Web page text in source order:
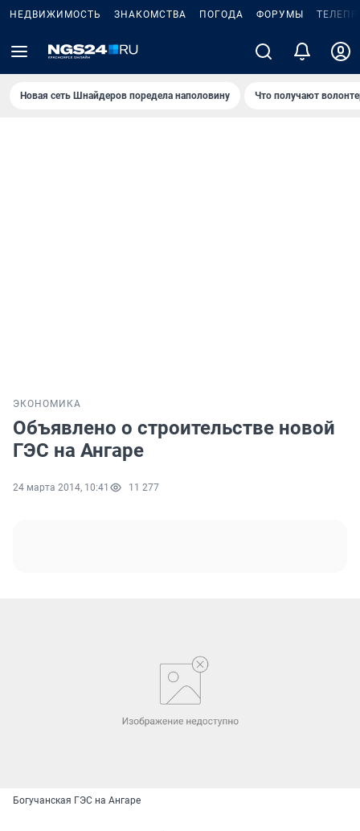
НЕДВИЖИМОСТЬ ЗНАКОМСТВА ПОГОДА ФОРУМЫ
Новая сеть Шнайдеров поредела наполовину Что получают
ЭКОНОМИКА
Объявлено о строительстве новой
ГЭС на Ангаре
24 марта 2014, 10:41 11 277
Богучанская ГЭС на Ангаре